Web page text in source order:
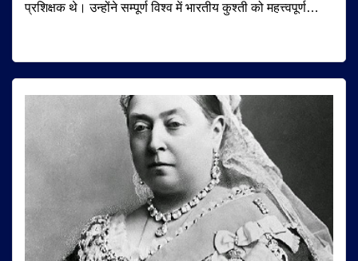
प्रशिक्षक थे। उन्‍होंने सम्‍पूर्ण विश्‍व में भारतीय कुश्‍ती को महत्त्वपूर्ण…